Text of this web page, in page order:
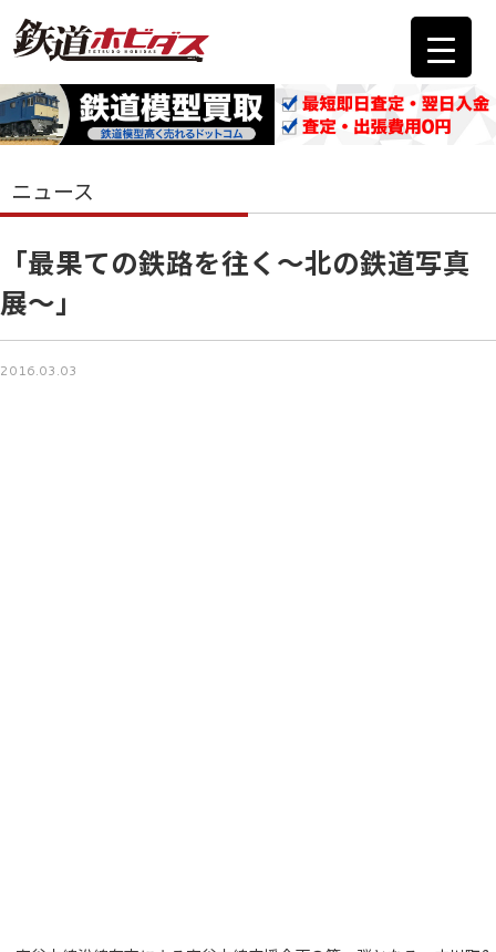
ニュース
「最果ての鉄路を往く～北の鉄道写真
展～」
2016.03.03